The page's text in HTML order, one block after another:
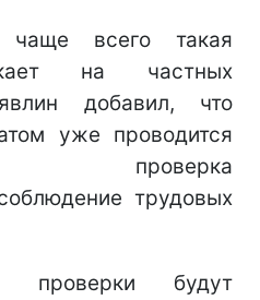
всего такая
на частных
добавил, что
уже проводится
проверка
трудовых
проверки будут